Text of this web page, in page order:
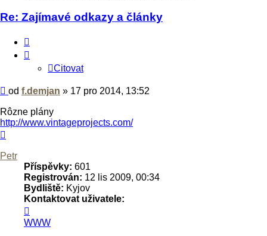
Re: Zajímavé odkazy a články
Citovat
Příspěvek
od f.demjan » 17 pro 2014, 13:52
Rôzne plány
http://www.vintageprojects.com/
Petr
Příspěvky: 601
Registrován: 12 lis 2009, 00:34
Bydliště: Kyjov
Kontaktovat uživatele:
uživatele
Petr
WWW